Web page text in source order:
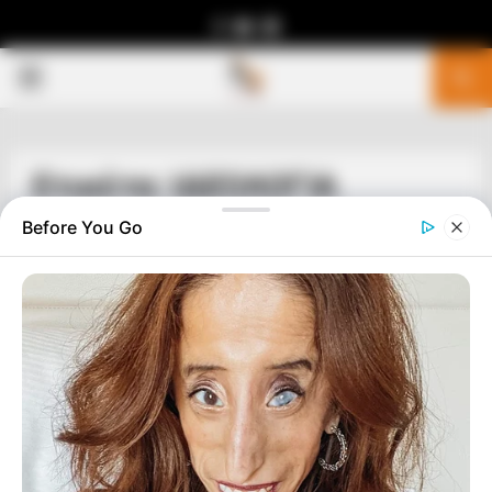
Ετικέτα: ΙΔΕΟΛΟΓΙΑ
Before You Go